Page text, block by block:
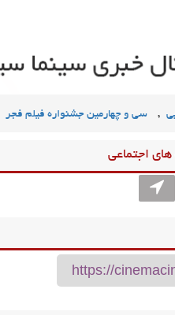
, سی و چهارمین جشنواره فیلم فجر
اجتماعی